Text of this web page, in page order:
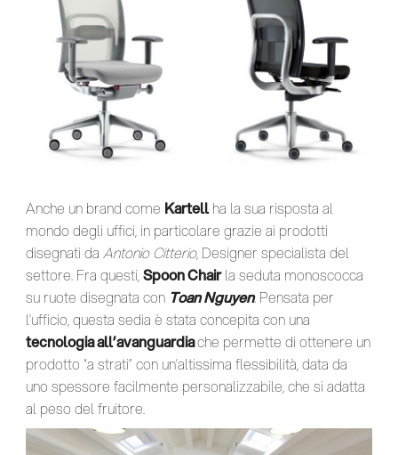
Anche un brand come Kartellha la sua risposta al
mondo degli uffici, in particolare grazie ai prodotti
disegnati da Antonio Citterio, Designer specialista del
settore. Fra questi,Spoon Chairla seduta monoscocca
su ruote disegnata con Toan Nguyen. Pensata per
l’ufficio, questa sedia è stata concepita con una
tecnologia all’avanguardiache permette di ottenere un
prodotto “a strati” con un’altissima flessibilità, data da
uno spessore facilmente personalizzabile, che si adatta
al peso del fruitore.